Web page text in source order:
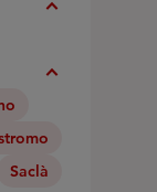
Expand_More
Expand_More
Saclà